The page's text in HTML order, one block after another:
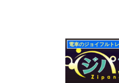
電車のジョイフルト